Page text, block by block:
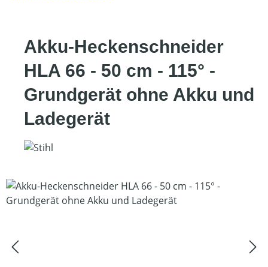
Akku-Heckenschneider
HLA 66 - 50 cm - 115° -
Grundgerät ohne Akku und
Ladegerät
Bildergalerie überspringen